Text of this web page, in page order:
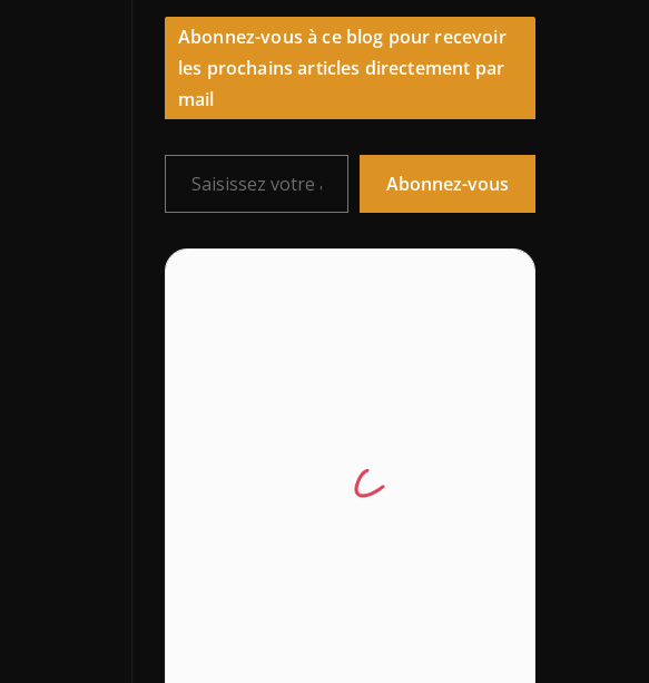
Abonnez-vous à ce blog pour recevoir
les prochains articles directement par
mail
Saisissez votre adresse e-mail…
Abonnez-vous